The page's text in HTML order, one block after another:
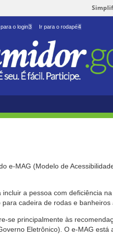
o login3 Ir para o rodapé4
e-MAG (Modelo de
a pessoa com deficiência
cadeira de rodas e banheiros
se principalmente às
Eletrônico). O e-MAG